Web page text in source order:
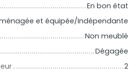
En bon état
et équipée/Indépendante
Non meublé
Dégagée
2